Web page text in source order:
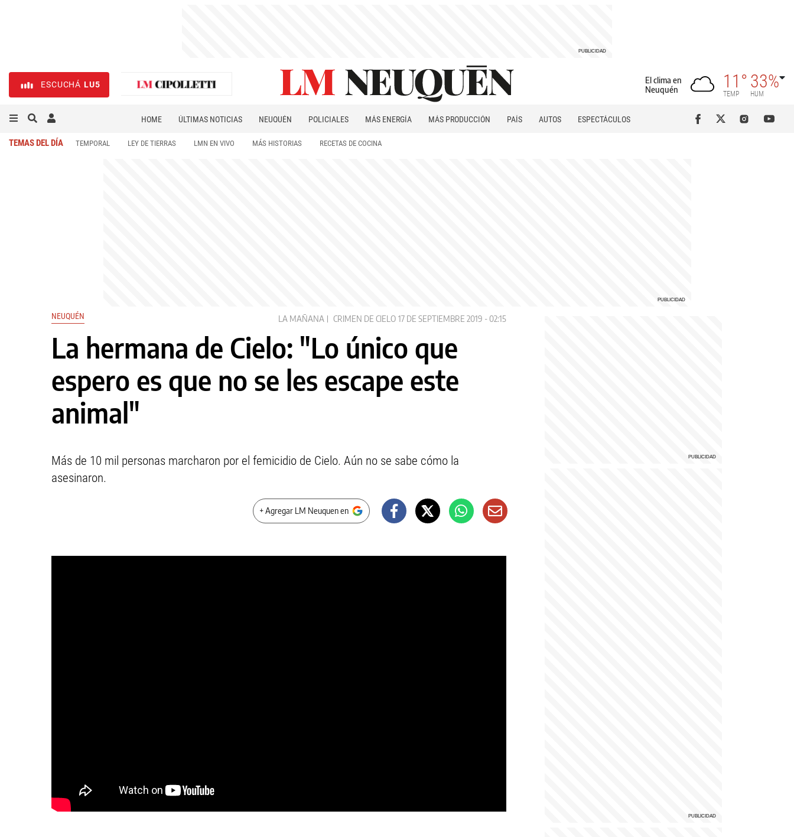
ESCUCHÁ LU5
El clima en
Neuquén
11°
TEMP
33%
HUM
HOME ÚLTIMAS NOTICIAS NEUQUÉN POLICIALES MÁS ENERGÍA MÁS PRODUCCIÓN PAÍS AUTOS
ESPECTÁCULOS
TEMAS DEL DÍA TEMPORAL LEY DE TIERRAS LMN EN VIVO MÁS HISTORIAS RECETAS DE COCINA
NEUQUÉN LA MAÑANA CRIMEN DE CIELO 17 DE SEPTIEMBRE 2019 - 02:15
La hermana de Cielo: "Lo único que
espero es que no se les escape este
animal"
Más de 10 mil personas marcharon por el femicidio de Cielo. Aún no se sabe cómo la
asesinaron.
+ Agregar LM Neuquen en